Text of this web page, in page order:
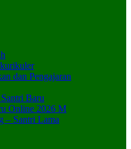
dan Pengajaran
Baru
Online 2026 M
– Santri Lama